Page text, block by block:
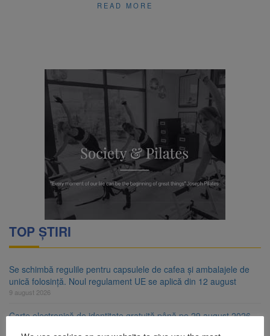
READ MORE
TOP ȘTIRI
Se schimbă regulile pentru capsulele de cafea și ambalajele de
unică folosință. Noul regulament UE se aplică din 12 august
9 august 2026
Carte electronică de identitate gratuită până pe 29 august 2026.